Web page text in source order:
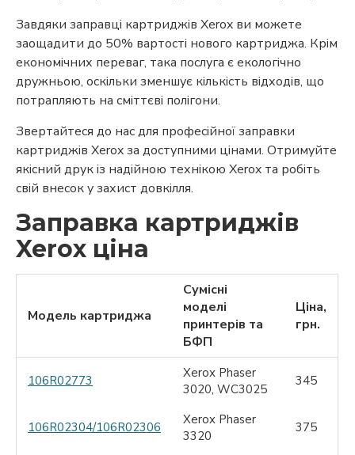
Завдяки заправці картриджів Xerox ви можете
заощадити до 50% вартості нового картриджа. Крім
економічних переваг, така послуга є екологічно
дружньою, оскільки зменшує кількість відходів, що
потрапляють на сміттєві полігони.
Звертайтеся до нас для професійної заправки
картриджів Xerox за доступними цінами. Отримуйте
якісний друк із надійною технікою Xerox та робіть
свій внесок у захист довкілля.
Заправка картриджів
Xerox ціна
Модель картриджа
Сумісні
моделі
принтерів та
БФП
Ціна,
грн.
106R02773
Xerox Phaser
3020, WC3025
345
106R02304/106R02306
Xerox Phaser
3320
375